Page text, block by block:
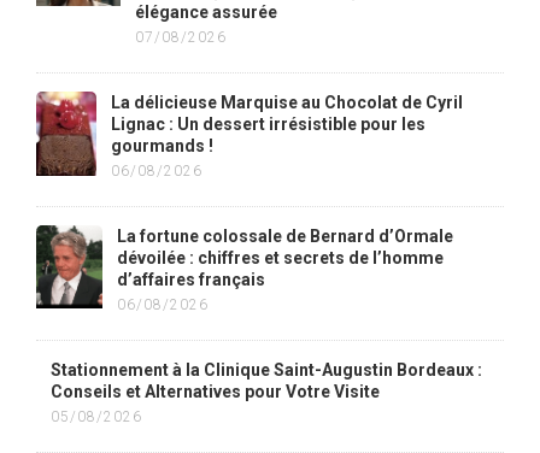
élégance assurée
07/08/2026
La délicieuse Marquise au Chocolat de Cyril
Lignac : Un dessert irrésistible pour les
gourmands !
06/08/2026
La fortune colossale de Bernard d’Ormale
dévoilée : chiffres et secrets de l’homme
d’affaires français
06/08/2026
Stationnement à la Clinique Saint-Augustin Bordeaux :
Conseils et Alternatives pour Votre Visite
05/08/2026